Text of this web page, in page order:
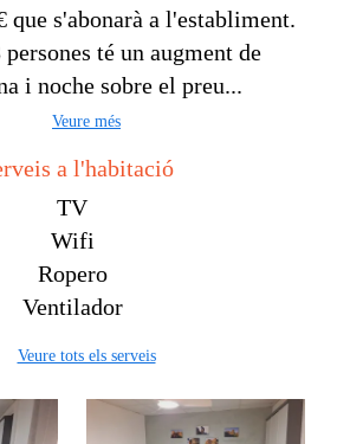
que s'abonarà a l'establiment.
té un augment de
i noche sobre el preu...
Veure més
a l'habitació
TV
Wifi
Ropero
Ventilador
Veure tots els serveis